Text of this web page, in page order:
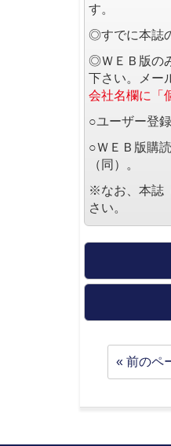
す。
◎すでに本誌
◎ＷＥＢ版の
下さい。メー
会社名欄に「
○ユーザー登
○ＷＥＢ版購
（同）。
※なお、本誌
さい。
« 前のペ